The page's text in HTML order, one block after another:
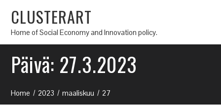
CLUSTERART
Home of Social Economy and Innovation policy.
Päivä: 27.3.2023
Home 2023 maaliskuu 27